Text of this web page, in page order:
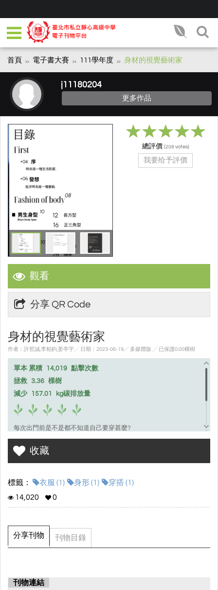
首頁 電子書大賽 111學年度 身材的視覺藝術家
j11180204
更多作品
觀看
分享 QR Code
身材的視覺藝術家
作者：許哲誠,李柏鈞,姜亭宇╱ 日期：2023-06-19╱ 多媒體版 ╱ 已保護0.00棵樹
單本 累積 14,019 點擊次數
拯救 3.36 棵樹
減少
157.01 kg碳排放量
每次出門前是不是都不知道自己要穿甚麼?
是否會因為身材臃腫而不敢出門呢?
收藏
標籤： 衣服 (1) 身形 (1)
穿搭 (1)
14,020
0
分享刊物 刊物目錄
刊物連結
總評價 (208 votes)
我要给予評價